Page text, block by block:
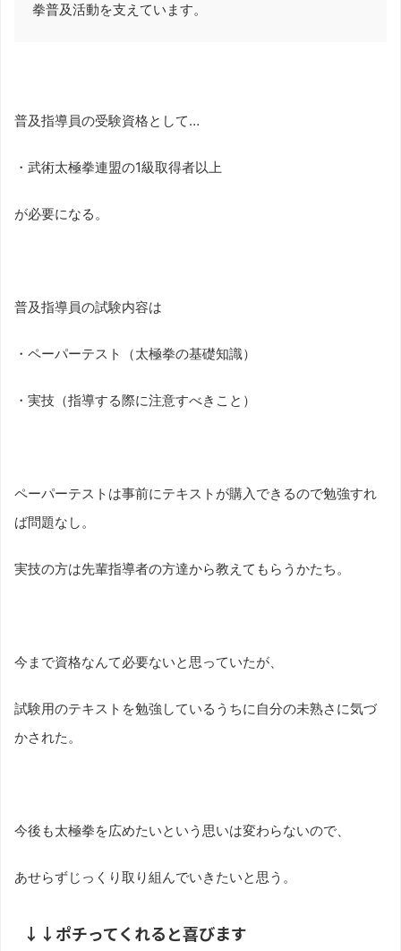
拳普及活動を支えています。
普及指導員の受験資格として…
・武術太極拳連盟の1級取得者以上
が必要になる。
普及指導員の試験内容は
・ペーパーテスト（太極拳の基礎知識）
・実技（指導する際に注意すべきこと）
ペーパーテストは事前にテキストが購入できるので勉強すれ
ば問題なし。
実技の方は先輩指導者の方達から教えてもらうかたち。
今まで資格なんて必要ないと思っていたが、
試験用のテキストを勉強しているうちに自分の未熟さに気づ
かされた。
今後も太極拳を広めたいという思いは変わらないので、
あせらずじっくり取り組んでいきたいと思う。
↓↓ポチってくれると喜びます